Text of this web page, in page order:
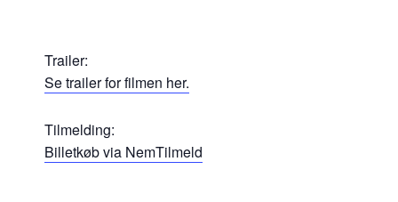
Trailer:
Se trailer for filmen her.
Tilmelding:
Billetkøb via NemTilmeld